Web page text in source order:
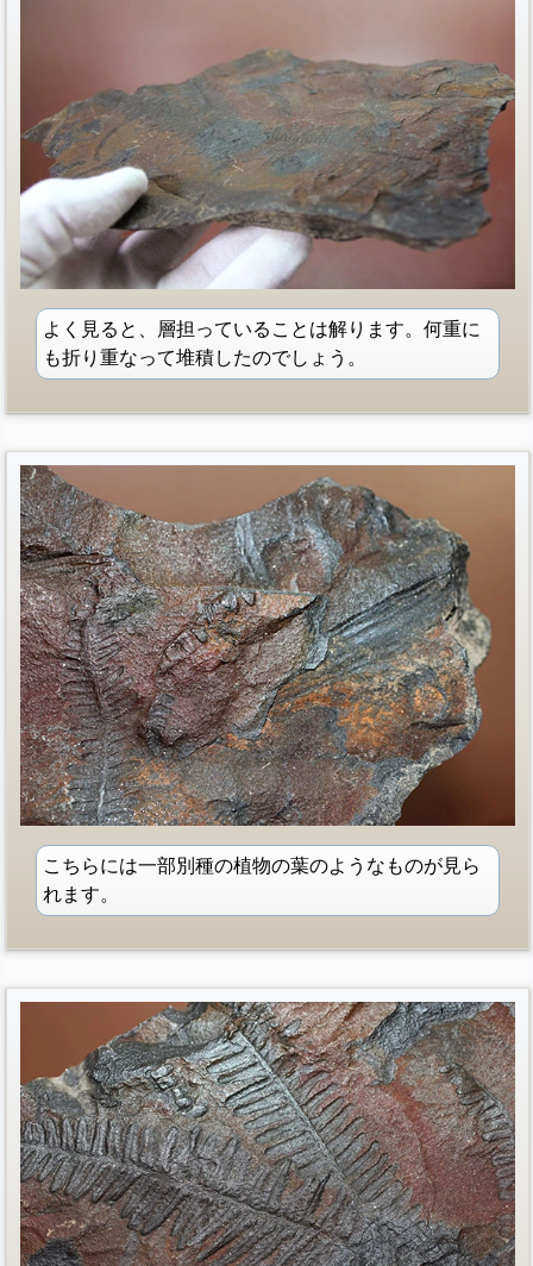
よく見ると、層担っていることは解ります。何重に
も折り重なって堆積したのでしょう。
こちらには一部別種の植物の葉のようなものが見ら
れます。